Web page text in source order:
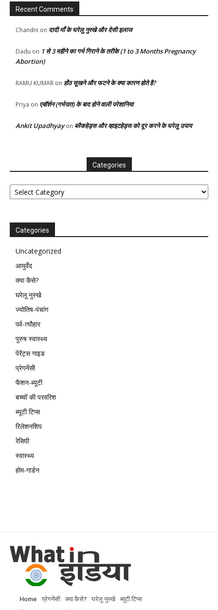
Recent Comments
Chandni on दादी माँ के घरेलु नुस्खे और देसी इलाज
Dadu on 1 से 3 महीने का गर्भ गिराने के तरीके (1 to 3 Months Pregnancy
Abortion)
RAMU KUMAR on होंठ सूखने और फटने के क्या कारण होते है?
Priya on एबॉर्शन (गर्भपात) के बाद होने वाली परेशानिया
Ankit Upadhyayon ब्लैकहेड्स और व्हाइटहेड्स को दूर करने के घरेलु उपाय
Categories
Categories
Categories
Uncategorized
आयुर्वेद
क्या कैसे?
घरेलू नुस्खे
ज्योतिष-पंचांग
पर्व-त्यौहार
पुरुष स्वास्थ्य
पेरेंट्स गाइड
प्रेगनेंसी
फैशन-ब्यूटी
बच्चों की परवरिश
ब्यूटी टिप्स
रिलेशनशिप
रेसिपी
स्वास्थ्य
होम-गार्डन
Home प्रेगनेंसी क्या कैसे? घरेलू नुस्खे
ब्यूटी टिप्स